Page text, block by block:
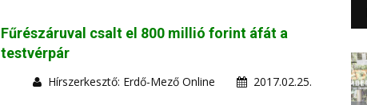
Fűrészáruval csalt el 800 millió forint áfát a
testvérpár
Hírszerkesztő: Erdő-Mező Online 2017.02.25.